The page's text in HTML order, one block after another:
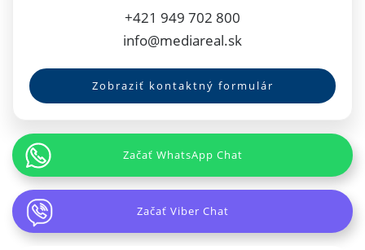
+421 949 702 800
info@mediareal.sk
Zobraziť kontaktný formulár
Začať WhatsApp Chat
Začať Viber Chat